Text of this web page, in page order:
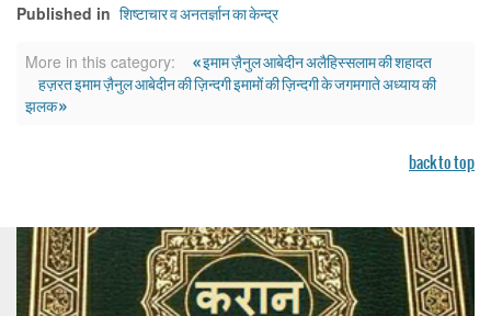
Published in शिष्टाचार व अनतर्ज्ञान का केन्द्र
More in this category:
« इमाम ज़ैनुल आबेदीन अलैहिस्सलाम की शहादत
हज़रत इमाम ज़ैनुल आबेदीन की ज़िन्दगी इमामों की ज़िन्दगी के जगमगाते अध्याय की
झलक »
back to top